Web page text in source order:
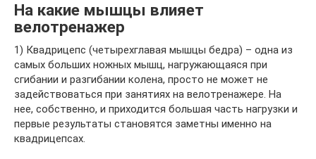
На какие мышцы влияет
велотренажер
1) Квадрицепс (четырехглавая мышцы бедра) – одна из
самых больших ножных мышц, нагружающаяся при
сгибании и разгибании колена, просто не может не
задействоваться при занятиях на велотренажере. На
нее, собственно, и приходится большая часть нагрузки и
первые результаты становятся заметны именно на
квадрицепсах.